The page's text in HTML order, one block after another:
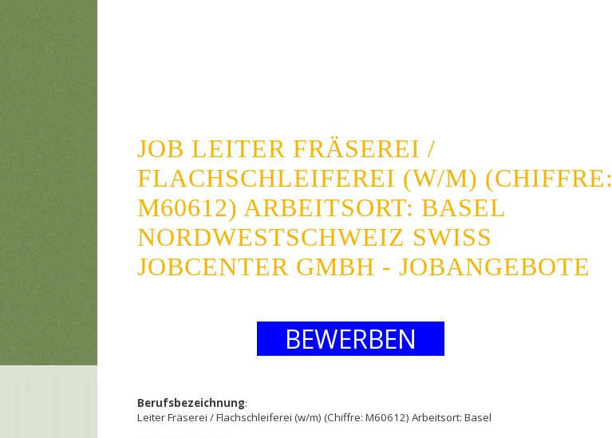
JOB LEITER FRÄSEREI /
FLACHSCHLEIFEREI (W/M) (CHIFFRE:
M60612) ARBEITSORT: BASEL
NORDWESTSCHWEIZ SWISS
JOBCENTER GMBH - JOBANGEBOTE
BEWERBEN
Berufsbezeichnung:
Leiter Fräserei / Flachschleiferei (w/m) (Chiffre: M60612) Arbeitsort: Basel